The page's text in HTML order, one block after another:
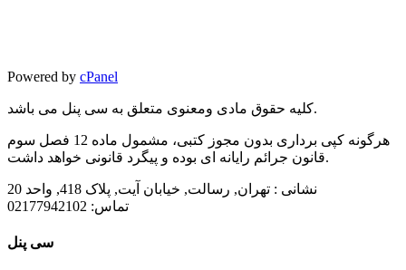
Powered by cPanel
کلیه حقوق مادی ومعنوی متعلق به سی پنل می باشد.
هرگونه کپی برداری بدون مجوز کتبی، مشمول ماده 12 فصل سوم
قانون جرائم رایانه ای بوده و پیگرد قانونی خواهد داشت.
نشانی : تهران, رسالت, خیابان آیت, پلاک 418, واحد 20
تماس:
سی پنل